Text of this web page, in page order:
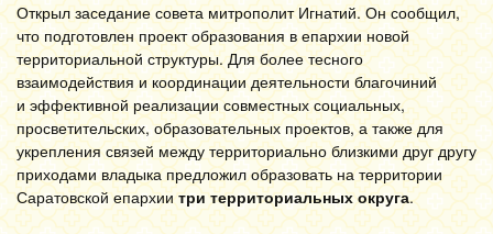
Открыл заседание совета митрополит Игнатий. Он сообщил,
что подготовлен проект образования в епархии новой
территориальной структуры. Для более тесного
взаимодействия и координации деятельности благочиний
и эффективной реализации совместных социальных,
просветительских, образовательных проектов, а также для
укрепления связей между территориально близкими друг другу
приходами владыка предложил образовать на территории
Саратовской епархии три территориальных округа.